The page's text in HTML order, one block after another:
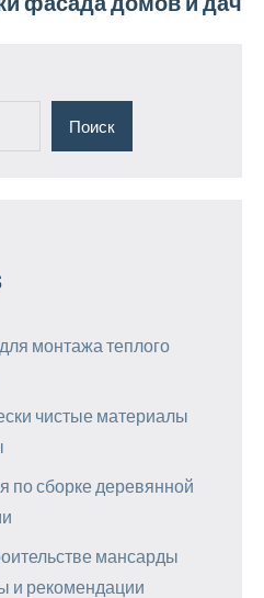
Поиск
монтажа теплого
чистые материалы
по сборке деревянной
мансарды
и рекомендации